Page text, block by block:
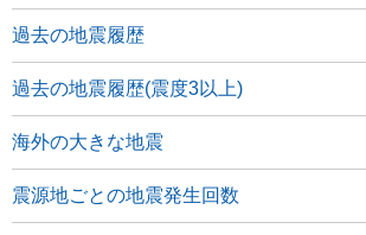
過去の地震履歴
過去の地震履歴(震度3以上)
海外の大きな地震
震源地ごとの地震発生回数